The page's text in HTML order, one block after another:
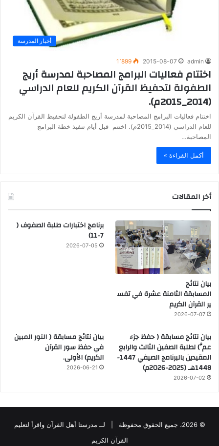
أخبار المدرسة
admin
2015-08-07 1٬899
اختتام فعاليات البرامج المصاحبة لمدرسة أريج
الطفولة لتحفيظ القرآن الكريم للعام الدراسي
(2014_2015م).
اختتام فعاليات البرامج المصاحبة لمدرسة أريج الطفولة لتحفيظ القرآن الكريم
للعام الدراسي (2014_2015م). اختتم قبل أيام تنفيذ خطة البرامج
المصاحبة…
أكمل القراءة »
أخر المقالات
بيان نتائج
المسابقة الثامنة عشرة في تفس
ير القرآن الكريم
2026-07-07
برنامج اختبارات طلبة الصفوف (
7-11)
2026-07-05
بيان نتائج مسابقة ( حفظ جزء
عمَّ) لطلبة الصفين الثالث والرابع
المقيدين بالبرنامج الصيفي 1447-
1448هـ (2025-2026م)
2026-07-02
بيان نتائج مسابقة ( النور المبين
في حفظ سور القرآن
الكريم) الأولى.
2026-06-21
© 2026، جميع الحقوق محفوظة |
لــ مدرستا أهل القرآن واقرأ لتعليم
القرآن الكريم